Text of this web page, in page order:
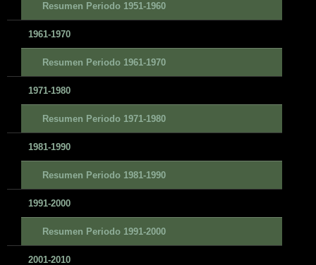
Resumen Periodo 1951-1960
1961-1970
Resumen Periodo 1961-1970
1971-1980
Resumen Periodo 1971-1980
1981-1990
Resumen Periodo 1981-1990
1991-2000
Resumen Periodo 1991-2000
2001-2010